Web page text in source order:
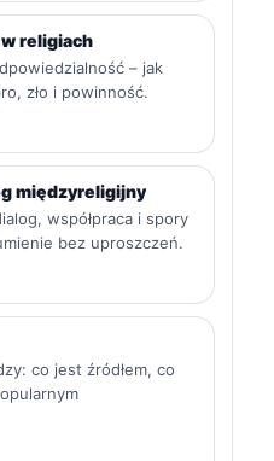
religiach
– jak
zło i powinność.
międzyreligijny
współpraca i spory
bez uproszczeń.
co jest źródłem, co